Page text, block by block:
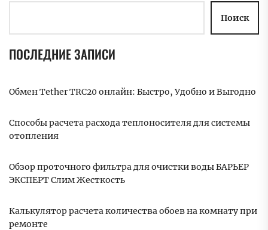
Поиск
ПОСЛЕДНИЕ ЗАПИСИ
Обмен Tether TRC20 онлайн: Быстро, Удобно и Выгодно
Способы расчета расхода теплоносителя для системы
отопления
Обзор проточного фильтра для очистки воды БАРЬЕР
ЭКСПЕРТ Слим Жесткость
Калькулятор расчета количества обоев на комнату при
ремонте